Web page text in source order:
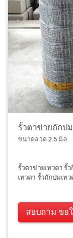
รั้วตาข่ายถักป
ขนาดลวด 2.5 มิล
รั้วตาข่ายเทวดา รั้
เทวดา รั้วถักปมเทว
สอบถาม ขอ